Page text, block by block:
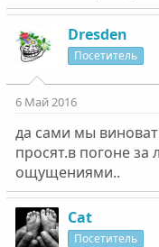
Dresden
Посетитель
6 Май 2016
да сами мы
просят.в погоне
ощущениями..
Cat
Посетитель